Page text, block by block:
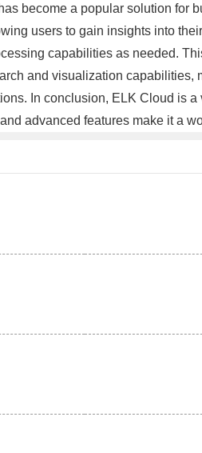
become a popular solution for
users to gain insights into
capabilities as needed.
and visualization
In conclusion, ELK Cloud is
advanced features make it a